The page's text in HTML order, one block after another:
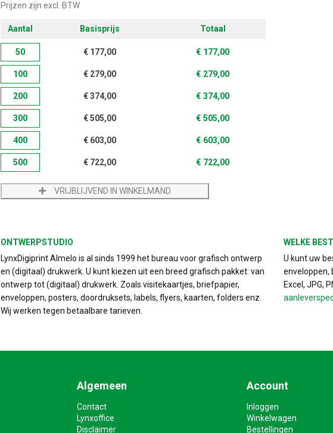
Prijzen zijn excl. BTW
Aantal Basisprijs Totaal
50 € 177,00 € 177,00
100 € 279,00 € 279,00
200 € 374,00 € 374,00
300 € 505,00 € 505,00
400 € 603,00 € 603,00
500 € 722,00 € 722,00
VRIJBLIJVEND IN WINKELMAND
ONTWERPSTUDIO
LynxDigiprint Almelo is al sinds 1999 het bureau voor grafisch ontwerp
en (digitaal) drukwerk. U kunt kiezen uit een breed grafisch pakket: van
ontwerp tot (digitaal) drukwerk. Zoals visitekaartjes, briefpapier,
enveloppen, posters, doordruksets, labels, flyers, kaarten, folders enz.
Wij werken tegen betaalbare tarieven.
WELKE
U kunt uw
enveloppen,
Excel, JPG,
Algemeen
Contact
Lynxoffice
Disclaimer
Account
Inloggen
Winkelwagen
Bestellingen